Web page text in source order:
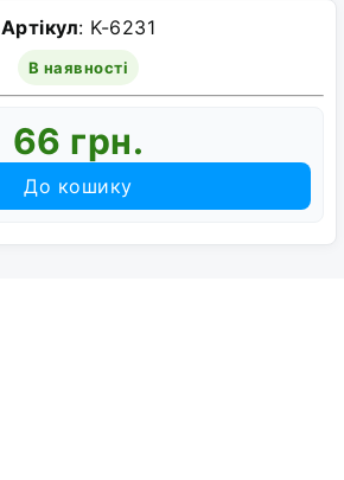
Артікул: K-6231
В наявності
66 грн.
До кошику